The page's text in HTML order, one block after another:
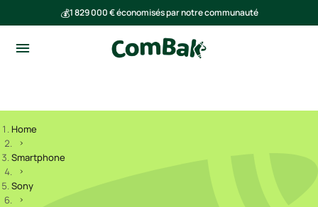
💰1 829 000 € économisés par notre communauté
Home
Smartphone
Sony